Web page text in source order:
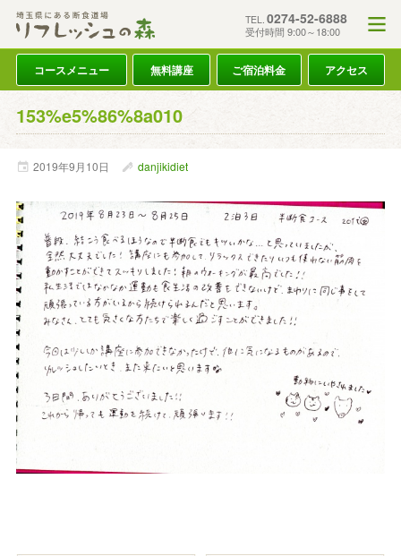
TEL. 0274-52-6888
受付時間 9:00～18:00
コースメニュー 無料講座 ご宿泊料金 アクセス
153%e5%86%8a010
2019年9月10日 danjikidiet